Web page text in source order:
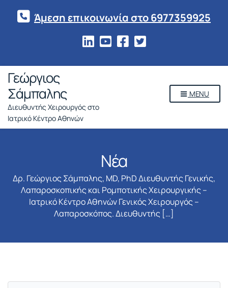
Άμεση επικοινωνία στο 6977359925
Γεώργιος
Σάμπαλης
Διευθυντής Χειρουργός στο
Ιατρικό Κέντρο Αθηνών
MENU
Νέα
Δρ. Γεώργιος Σάμπαλης, MD, PhD Διευθυντής Γενικής,
Λαπαροσκοπικής και Ρομποτικής Χειρουργικής –
Ιατρικό Κέντρο Αθηνών Γενικός Χειρουργός –
Λαπαροσκόπος. Διευθυντής […]